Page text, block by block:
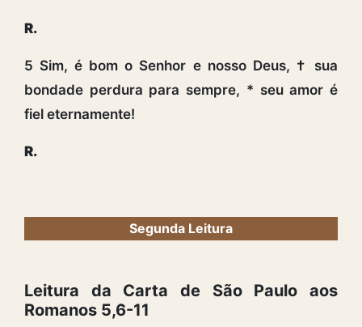
R.
5 Sim, é bom o Senhor e nosso Deus, † sua
bondade perdura para sempre, * seu amor é
fiel eternamente!
R.
Segunda Leitura
Leitura da Carta de São Paulo aos
Romanos 5,6-11